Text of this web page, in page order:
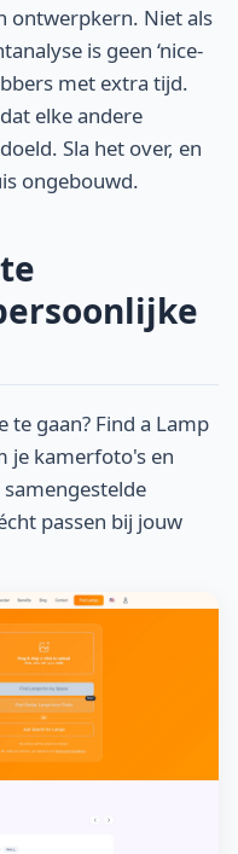
ontwerpkern. Niet als
is geen ‘nice-
met extra tijd.
elke andere
Sla het over, en
ongebouwd.
te gaan? Find a Lamp
je kamerfoto's en
passen bij jouw